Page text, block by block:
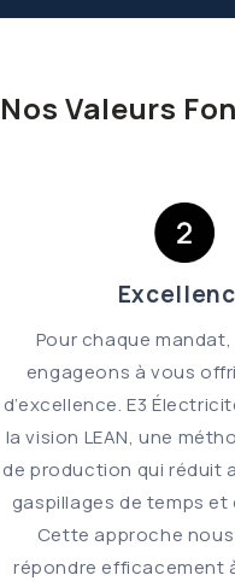
Nos Valeurs
Pour chaque
engageons à vous
d’excellence. E3
la vision LEAN, une
de production qui réduit
gaspillages de temps et
Cette approche
répondre efficacement